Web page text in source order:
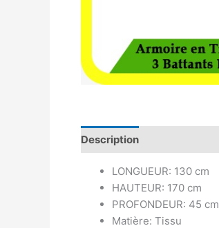
Description
LONGUEUR: 130 cm
HAUTEUR: 170 cm
PROFONDEUR: 45 cm
Matière: Tissu